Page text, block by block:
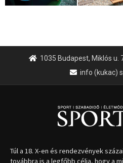
1035 Budapest, Miklós u.
info (kukac)
Túl a 18. X-en és rendezvények
továbbra is a legfőbb célja, hogy a